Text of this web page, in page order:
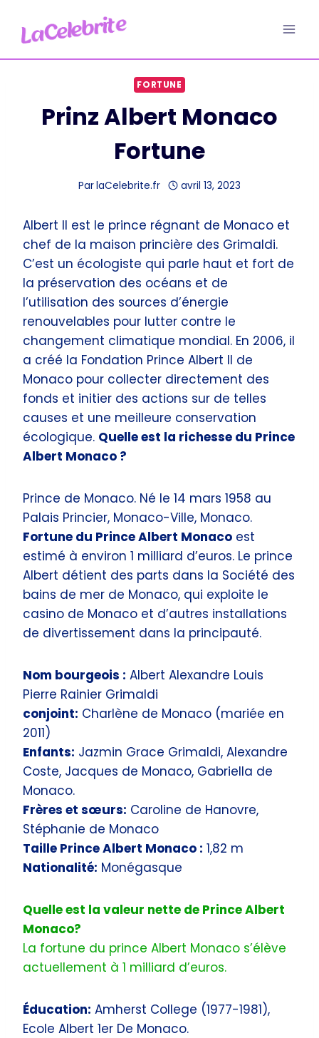
contenu
FORTUNE
Prinz Albert Monaco
Fortune
ParlaCelebrite.fr avril 13, 2023
Albert II est le prince régnant de Monaco et
chef de la maison princière des Grimaldi.
C’est un écologiste qui parle haut et fort de
la préservation des océans et de
l’utilisation des sources d’énergie
renouvelables pour lutter contre le
changement climatique mondial. En 2006, il
a créé la Fondation Prince Albert II de
Monaco pour collecter directement des
fonds et initier des actions sur de telles
causes et une meilleure conservation
écologique. Quelle est la richesse du Prince
Albert Monaco ?
Prince de Monaco. Né le 14 mars 1958 au
Palais Princier, Monaco-Ville, Monaco.
Fortune du Prince Albert Monaco est
estimé à environ 1 milliard d’euros. Le prince
Albert détient des parts dans la Société des
bains de mer de Monaco, qui exploite le
casino de Monaco et d’autres installations
de divertissement dans la principauté.
Nom bourgeois : Albert Alexandre Louis
Pierre Rainier Grimaldi
conjoint: Charlène de Monaco (mariée en
2011)
Enfants: Jazmin Grace Grimaldi, Alexandre
Coste, Jacques de Monaco, Gabriella de
Monaco.
Frères et sœurs: Caroline de Hanovre,
Stéphanie de Monaco
Taille Prince Albert Monaco : 1,82 m
Nationalité: Monégasque
Quelle est la valeur nette de Prince Albert
Monaco?
La fortune du prince Albert Monaco s’élève
actuellement à 1 milliard d’euros.
Éducation: Amherst College (1977-1981),
Ecole Albert 1er De Monaco.